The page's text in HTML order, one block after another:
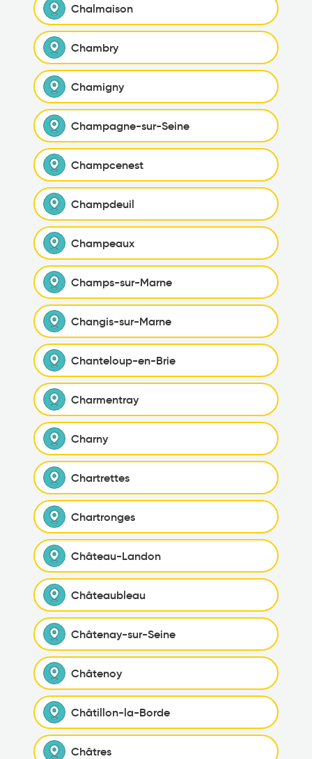
Chalmaison
Chambry
Chamigny
Champagne-sur-Seine
Champcenest
Champdeuil
Champeaux
Champs-sur-Marne
Changis-sur-Marne
Chanteloup-en-Brie
Charmentray
Charny
Chartrettes
Chartronges
Château-Landon
Châteaubleau
Châtenay-sur-Seine
Châtenoy
Châtillon-la-Borde
Châtres